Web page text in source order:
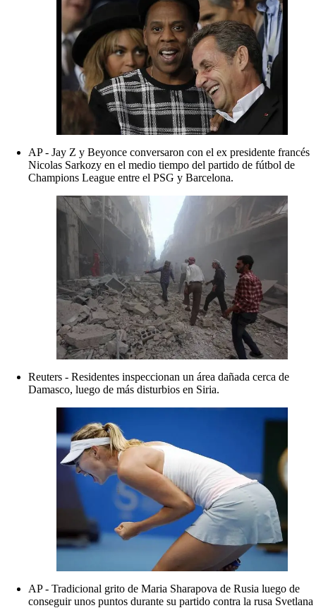
AP - Jay Z y Beyonce conversaron con el ex presidente francés
Nicolas Sarkozy en el medio tiempo del partido de fútbol de
Champions League entre el PSG y Barcelona.
Reuters - Residentes inspeccionan un área dañada cerca de
Damasco, luego de más disturbios en Siria.
AP - Tradicional grito de Maria Sharapova de Rusia luego de
conseguir unos puntos durante su partido contra la rusa Svetlana